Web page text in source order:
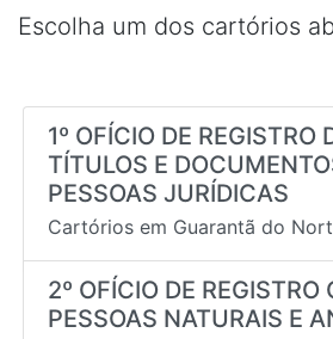
Escolha um dos cartórios
1º OFÍCIO DE REGISTRO
TÍTULOS E
PESSOAS JURÍDICAS
Cartórios em Guarantã do
2º OFÍCIO DE REGISTRO
PESSOAS NATURAIS E